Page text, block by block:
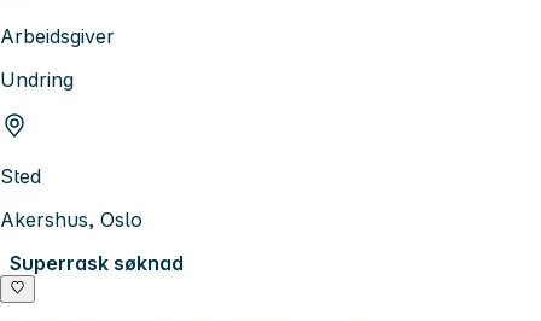
Arbeidsgiver
Undring
Sted
Akershus, Oslo
Superrask søknad